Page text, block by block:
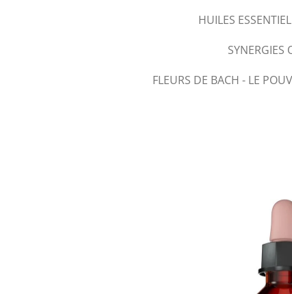
HUILES
SYNERGIES
FLEURS DE BACH - LE